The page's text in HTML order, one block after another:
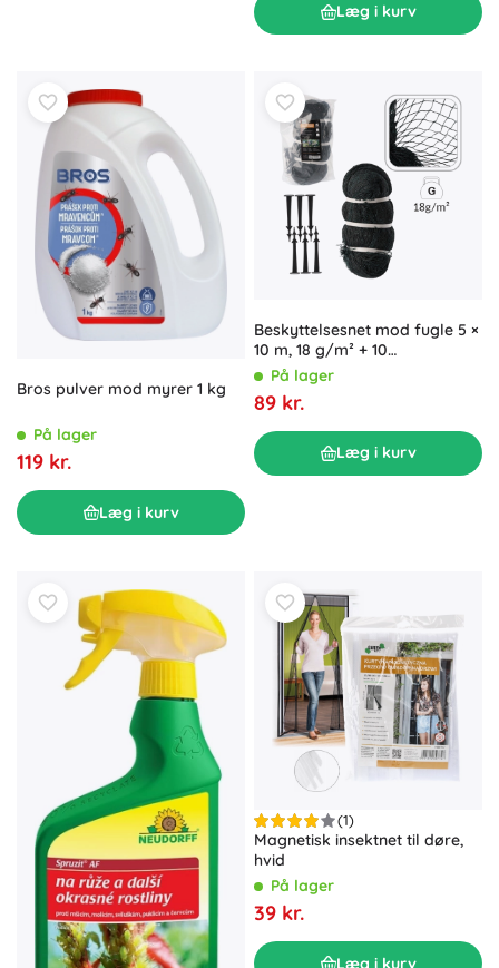
Læg i kurv
Bros pulver mod myrer 1 kg
På lager
119 kr.
Læg i kurv
Beskyttelsesnet mod fugle 5 ×
10 m, 18 g/m² + 10
plastpløkker
På lager
89 kr.
Læg i kurv
(1)
Magnetisk insektnet til døre,
hvid
På lager
39 kr.
Læg i kurv